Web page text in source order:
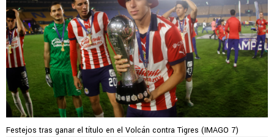
Festejos tras ganar el título en el Volcán contra Tigres (IMAGO 7)